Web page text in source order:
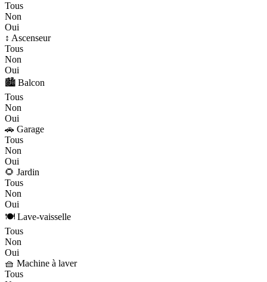
Tous
Non
Oui
↕️ Ascenseur
Tous
Non
Oui
🏙️ Balcon
Tous
Non
Oui
🚗 Garage
Tous
Non
Oui
🌻 Jardin
Tous
Non
Oui
🍽️ Lave-vaisselle
Tous
Non
Oui
🧺 Machine à laver
Tous